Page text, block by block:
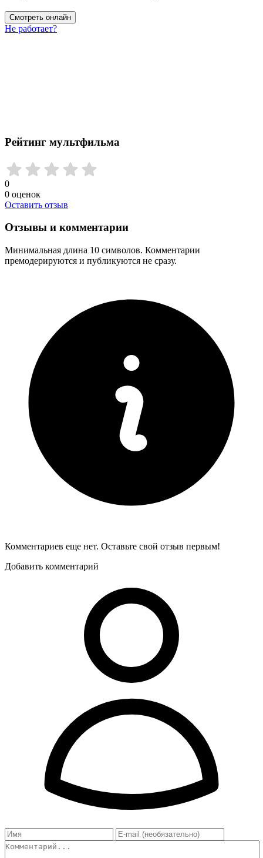
Смотреть онлайн
Не работает?
Рейтинг мультфильма
0
0 оценок
Оставить отзыв
Отзывы и комментарии
Минимальная длина 10 символов. Комментарии
премодерируются и публикуются не сразу.
Комментариев еще нет. Оставьте свой отзыв первым!
Добавить комментарий